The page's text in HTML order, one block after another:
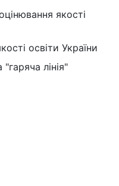
якості
освіти України
лінія"